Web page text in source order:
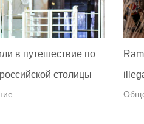
в путешествие по
столицы